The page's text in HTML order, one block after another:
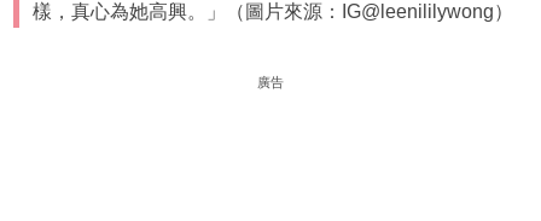
樣，真心為她高興。」（圖片來源：IG@leenililywong）
廣告